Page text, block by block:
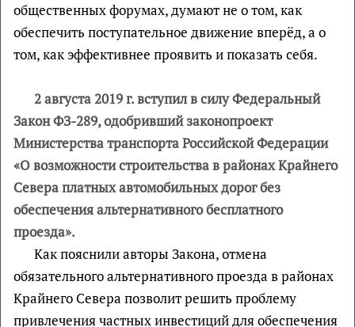
общественных форумах, думают не о том, как
обеспечить поступательное движение вперёд, а о
том, как эффективнее проявить и показать себя.
2 августа 2019 г. вступил в силу Федеральный
Закон ФЗ-289, одобривший законопроект
Министерства транспорта Российской Федерации
«О возможности строительства в районах Крайнего
Севера платных автомобильных дорог без
обеспечения альтернативного бесплатного
проезда».
Как пояснили авторы Закона, отмена
обязательного альтернативного проезда в районах
Крайнего Севера позволит решить проблему
привлечения частных инвестиций для обеспечения